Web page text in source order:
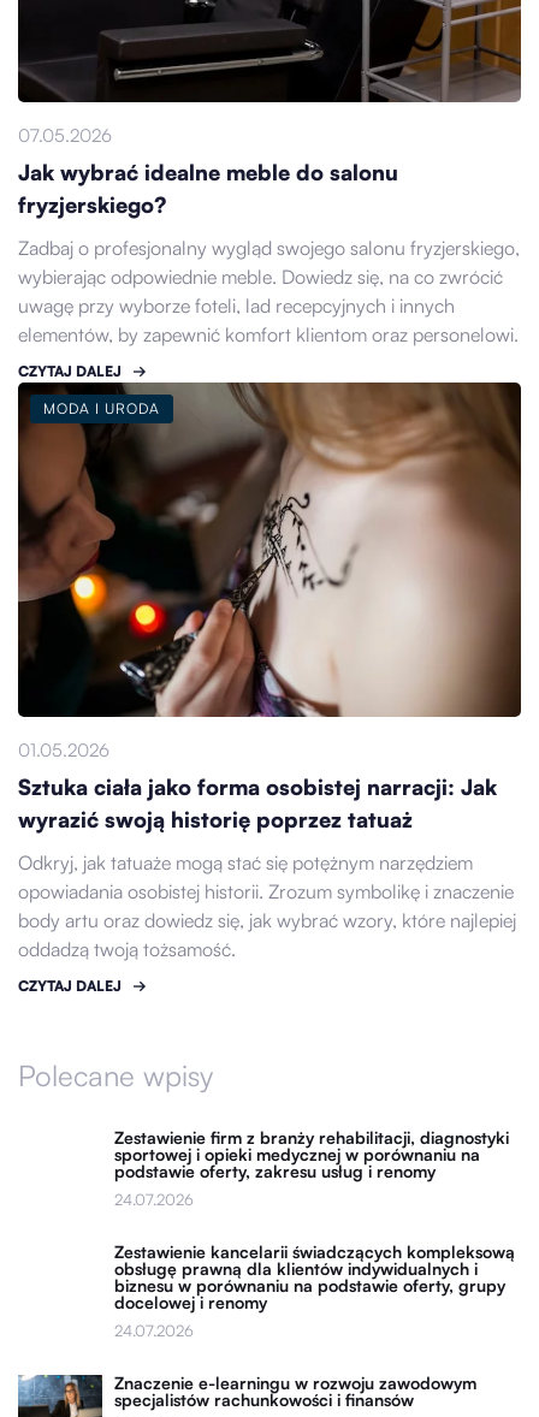
07.05.2026
Jak wybrać idealne meble do salonu
fryzjerskiego?
Zadbaj o profesjonalny wygląd swojego salonu fryzjerskiego,
wybierając odpowiednie meble. Dowiedz się, na co zwrócić
uwagę przy wyborze foteli, lad recepcyjnych i innych
elementów, by zapewnić komfort klientom oraz personelowi.
CZYTAJ DALEJ
MODA I URODA
01.05.2026
Sztuka ciała jako forma osobistej narracji: Jak
wyrazić swoją historię poprzez tatuaż
Odkryj, jak tatuaże mogą stać się potężnym narzędziem
opowiadania osobistej historii. Zrozum symbolikę i znaczenie
body artu oraz dowiedz się, jak wybrać wzory, które najlepiej
oddadzą twoją tożsamość.
CZYTAJ DALEJ
Polecane wpisy
Zestawienie firm z branży rehabilitacji, diagnostyki
sportowej i opieki medycznej w porównaniu na
podstawie oferty, zakresu usług i renomy
24.07.2026
Zestawienie kancelarii świadczących kompleksową
obsługę prawną dla klientów indywidualnych i
biznesu w porównaniu na podstawie oferty, grupy
docelowej i renomy
24.07.2026
Znaczenie e-learningu w rozwoju zawodowym
specjalistów rachunkowości i finansów